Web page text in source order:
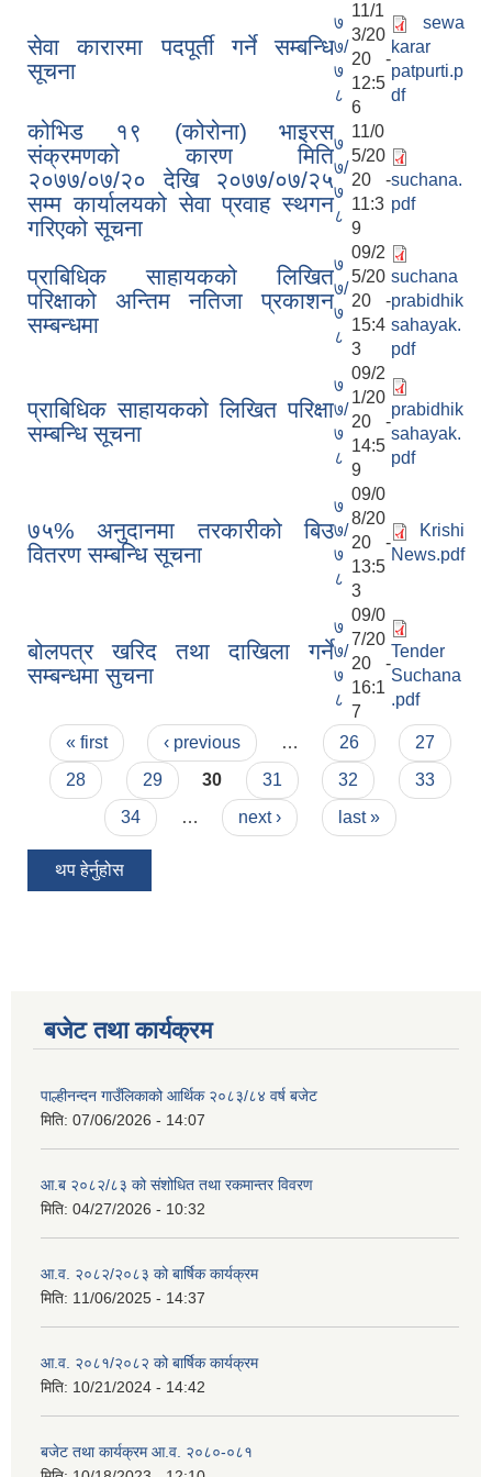
सेवा कारारमा पदपूर्ती गर्ने सम्बन्धि
सूचना
७
७/
७
८
11/1
3/20
20 -
12:5
6
sewa
karar
patpurti.p
df
कोभिड १९ (कोरोना) भाइरस
संक्रमणको कारण मिति
२०७७/०७/२० देखि २०७७/०७/२५
सम्म कार्यालयको सेवा प्रवाह स्थगन
गरिएको सूचना
७
७/
७
८
11/0
5/20
20 -
11:3
9
suchana.
pdf
प्राबिधिक साहायकको लिखित
परिक्षाको अन्तिम नतिजा प्रकाशन
सम्बन्धमा
७
७/
७
८
09/2
5/20
20 -
15:4
3
suchana
prabidhik
sahayak.
pdf
प्राबिधिक साहायकको लिखित परिक्षा
सम्बन्धि सूचना
७
७/
७
८
09/2
1/20
20 -
14:5
9
prabidhik
sahayak.
pdf
७५% अनुदानमा तरकारीको बिउ
वितरण सम्बन्धि सूचना
७
७/
७
८
09/0
8/20
20 -
13:5
3
Krishi
News.pdf
बोलपत्र खरिद तथा दाखिला गर्ने
सम्बन्धमा सुचना
७
७/
७
८
09/0
7/20
20 -
16:1
7
Tender
Suchana
.pdf
Pages
« first ‹ previous … 26
27
28
29 30 31 32
33
34
… next › last »
थप हेर्नुहोस
बजेट तथा कार्यक्रम
पाल्हीनन्दन गाउँलिकाको आर्थिक २०८३/८४ वर्ष बजेट
मिति: 07/06/2026 - 14:07
आ.ब २०८२/८३ को संशोधित तथा रकमान्तर विवरण
मिति: 04/27/2026 - 10:32
आ.व. २०८२/२०८३ को बार्षिक कार्यक्रम
मिति: 11/06/2025 - 14:37
आ.व. २०८१/२०८२ को बार्षिक कार्यक्रम
मिति: 10/21/2024 - 14:42
बजेट तथा कार्यक्रम आ.व. २०८०-०८१